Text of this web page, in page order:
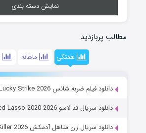
نمایش دسته بندی
مطالب پربازدید
هفتگی ماهانه
دانلود فیلم ضربه شانس Lucky Strike 2026
دانلود سریال تد لاسو Ted Lasso 2020-2026
دانلود سریال زن متاهل آدمکش A Bona Fide Killer 2026